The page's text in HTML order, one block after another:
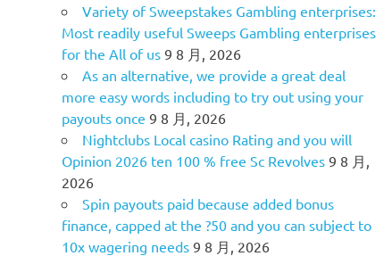
Variety of Sweepstakes Gambling enterprises:
Most readily useful Sweeps Gambling enterprises
for the All of us 9 8 月, 2026
As an alternative, we provide a great deal
more easy words including to try out using your
payouts once 9 8 月, 2026
Nightclubs Local casino Rating and you will
Opinion 2026 ten 100 % free Sc Revolves 9 8 月,
2026
Spin payouts paid because added bonus
finance, capped at the ?50 and you can subject to
10x wagering needs 9 8 月, 2026